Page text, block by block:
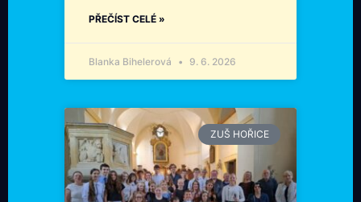
PŘEČÍST CELÉ »
Blanka Bihelerová 9. 6. 2026
ZUŠ HOŘICE